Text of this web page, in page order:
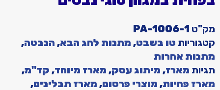
מק"ט PA-1006-1
קטגוריות טו בשבט, מתנות לחג הבא, הנבטה,
מתנות אחרות
תגיות מארז, מיתוג עסק, מארז מיוחד, קד"מ,
מארז פחיות, מוצרי פרסום, מארז תבלינים,